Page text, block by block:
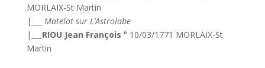
MORLAIX-St Martin
|___ Matelot sur L’Astrolabe
|___ RIOU Jean François ° 10/03/1771 MORLAIX-St
Martin